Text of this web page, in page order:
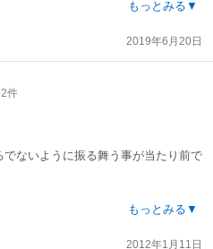
最後はハピエンで、ホッとします。
もっとみる▼
2019年6月20日
件
ないように振る舞う事が当たり前で
り会い幸せをつかむまでを見届ける
もっとみる▼
2012年1月11日